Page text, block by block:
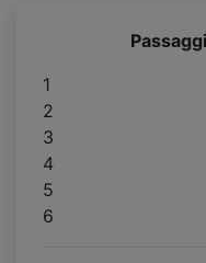
1
2
3
4
5
6